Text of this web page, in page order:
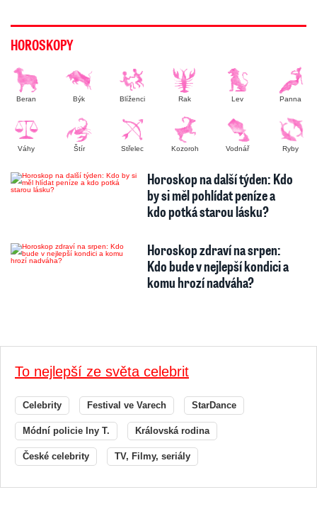
HOROSKOPY
Beran Býk Blíženci Rak Lev Panna
Váhy Štír Střelec Kozoroh Vodnář Ryby
Horoskop na další týden: Kdo
by si měl pohlídat peníze a
kdo potká starou lásku?
Horoskop zdraví na srpen:
Kdo bude v nejlepší kondici a
komu hrozí nadváha?
To nejlepší ze světa celebrit
Celebrity Festival ve Varech StarDance
Módní policie Iny T. Královská rodina
České celebrity TV, Filmy, seriály